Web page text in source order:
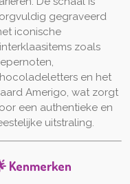
gegraveerd
iconische
zoals
en het
Amerigo, wat zorgt
een authentieke en
uitstraling.
Kenmerken